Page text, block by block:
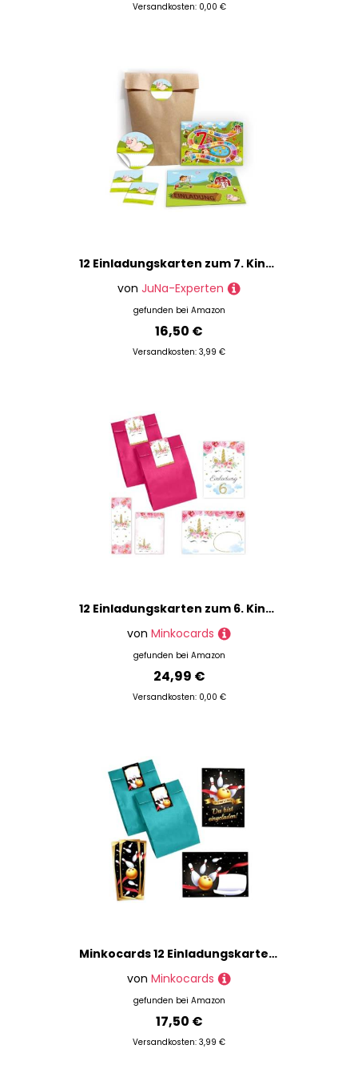
Versandkosten: 0,00 €
12 Einladungskarten zum 7. Kindergeburtstag Bauernhof Abenteuer Jungen Mädchen Einladung siebte Geburtstag incl. 12 Umschläge, 12 Partytüten/natur, 12 Aufkleber
von JuNa-Experten
gefunden bei Amazon
16,50 €
Versandkosten: 3,99 €
12 Einladungskarten zum 6. Kindergeburtstag Mädchen Einhorn Einladung sechste Mädchengeburtstag incl. 12 Umschläge, 12 Partytüten/pink, 12 Aufkleber, 12 Lesezeichen, 12 Mini-Notizblöcke
von Minkocards
gefunden bei Amazon
24,99 €
Versandkosten: 0,00 €
Minkocards 12 Einladungskarten zum Kindergeburtstag Bowling Kegeln Mädchen Jungen Einladung Mädchengeburtstag Jungsgeburtstag incl. 12 Umschläge, 12 Partytüten/petrol, 12 Aufkleber, 12 Lesezeichen
von Minkocards
gefunden bei Amazon
17,50 €
Versandkosten: 3,99 €